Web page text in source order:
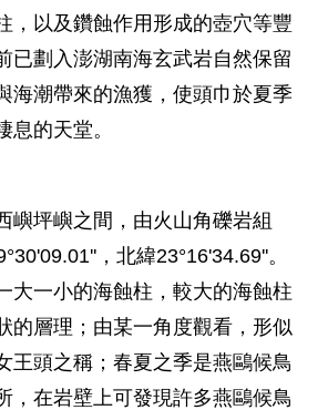
，以及鑽蝕作用形成的壺穴等豐
已劃入澎湖南海玄武岩自然保留
海潮帶來的漁獲，使頭巾於夏季
息的天堂。
嶼坪嶼之間，由火山角礫岩組
，北緯23°16'34.69''。
大一小的海蝕柱，較大的海蝕柱
的層理；由某一角度觀看，形似
王頭之稱；春夏之季是燕鷗候鳥
，在岩壁上可發現許多燕鷗候鳥